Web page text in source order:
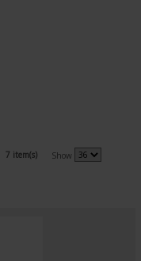
7 item(s) Show